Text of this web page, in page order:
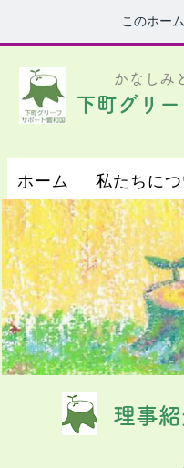
このホー
かなしみ
下町グリ
ホーム 私たちに
理事